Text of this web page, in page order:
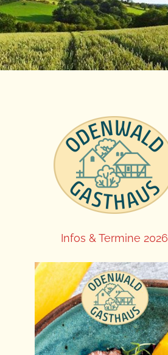
Infos & Termine 2026